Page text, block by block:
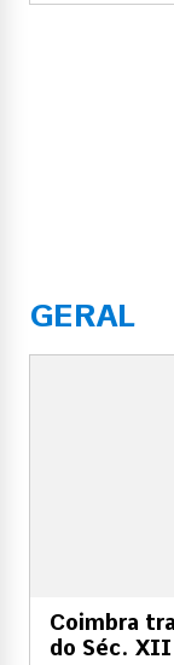
GERAL
Coimbra
do Séc. XII